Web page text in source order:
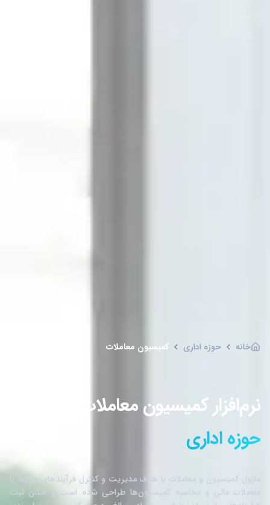
خانه حوزه اداری کمیسیون معاملات
نرم‌افزار کمیسیون معاملات
حوزه اداری
ماژول کمیسیون و معاملات با هدف مدیریت و کنترل فرآیندهای مرتبط با
معاملات مالی و محاسبه کمیسیون‌ها طراحی شده است و امکان ثبت